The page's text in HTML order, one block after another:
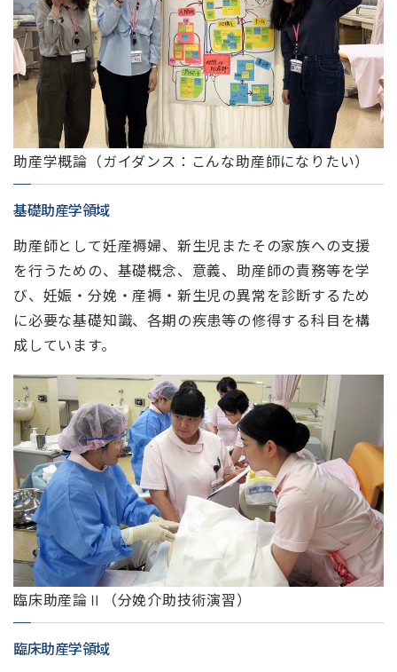
基礎助産学領域
助産師として妊産褥婦、新生児またその家族への支援
を行うための、基礎概念、意義、助産師の責務等を学
び、妊娠・分娩・産褥・新生児の異常を診断するため
に必要な基礎知識、各期の疾患等の修得する科目を構
成しています。
助産学概論（ガイダンス：こんな助産師になりたい）
臨床助産学領域
臨床助産論Ⅱ（分娩介助技術演習）